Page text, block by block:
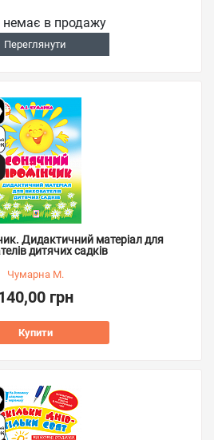
немає в продажу
Переглянути
Дидактичний матеріал для
дитячих садків
Чумарна М.
грн
Купити